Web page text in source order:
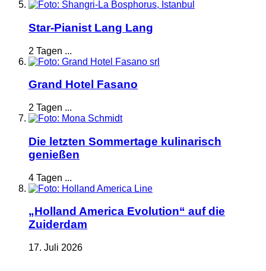
Star-Pianist Lang Lang
2 Tagen ...
Grand Hotel Fasano
2 Tagen ...
Die letzten Sommertage kulinarisch
genießen
4 Tagen ...
„Holland America Evolution“ auf die
Zuiderdam
17. Juli 2026